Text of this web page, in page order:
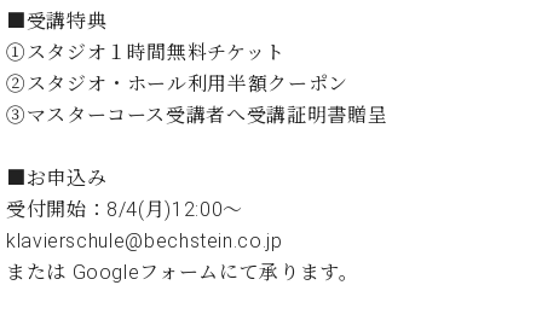
デ
ン
ス
C.
ヒ
シ
イ
前
に
ベ
ュ
タ
イ
ン・
コ
ン
サ
ー
レ
ッ
ス
調
律
大
歓
迎。
ベヒ
タイ
ン・
シュ
会
内
お
■受講特典
①スタジオ１時間無料チケット
②スタジオ・ホール利用半額クーポン
③マスターコース受講者へ受講証明書贈呈
■お申込み
受付開始：8/4(月)12:00～
klavierschule@bechstein.co.jp
または Googleフォームにて承ります。